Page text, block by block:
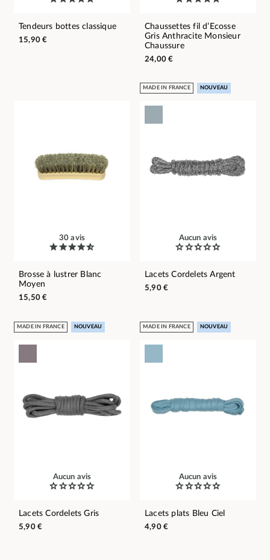
Tendeurs bottes classique
15,90 €
Chaussettes fil d’Ecosse
Gris Anthracite Monsieur
Chaussure
24,00 €
30 avis
Brosse à lustrer Blanc
Moyen
15,50 €
MADE IN FRANCE NOUVEAU
Aucun avis
Lacets Cordelets Argent
5,90 €
MADE IN FRANCE NOUVEAU
Aucun avis
Lacets Cordelets Gris
5,90 €
MADE IN FRANCE NOUVEAU
Aucun avis
Lacets plats Bleu Ciel
4,90 €